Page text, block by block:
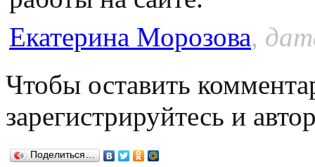
Екатерина Морозова,
Чтобы оставить
зарегистрируйтесь и
Поделиться…